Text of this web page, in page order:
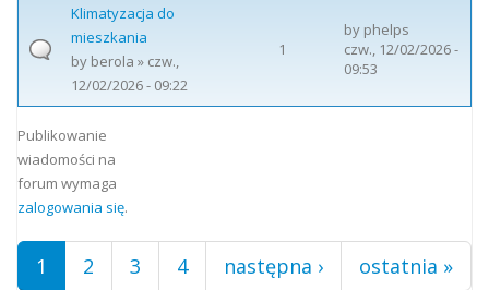
Klimatyzacja do
mieszkania
by berola » czw.,
12/02/2026 - 09:22
1
by phelps
czw., 12/02/2026 -
09:53
Publikowanie
wiadomości na
forum wymaga
zalogowania się.
Strony
1 2 3 4 następna › ostatnia »